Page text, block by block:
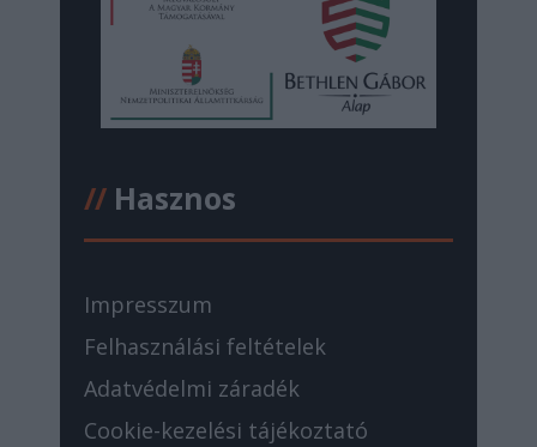
//Hasznos
Impresszum
Felhasználási feltételek
Adatvédelmi záradék
Cookie-kezelési tájékoztató